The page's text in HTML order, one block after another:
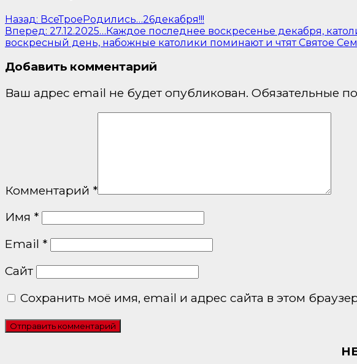
Назад: ВсеТроеРодились…26декабря!!!
Вперед: 27.12.2025…Каждое последнее воскресенье декабря,
воскресный день, набожные католики поминают и чтят Святое
Добавить комментарий
Ваш адрес email не будет опубликован. Обязательные
Комментарий *
Имя *
Email *
Сайт
Сохранить моё имя, email и адрес сайта в этом